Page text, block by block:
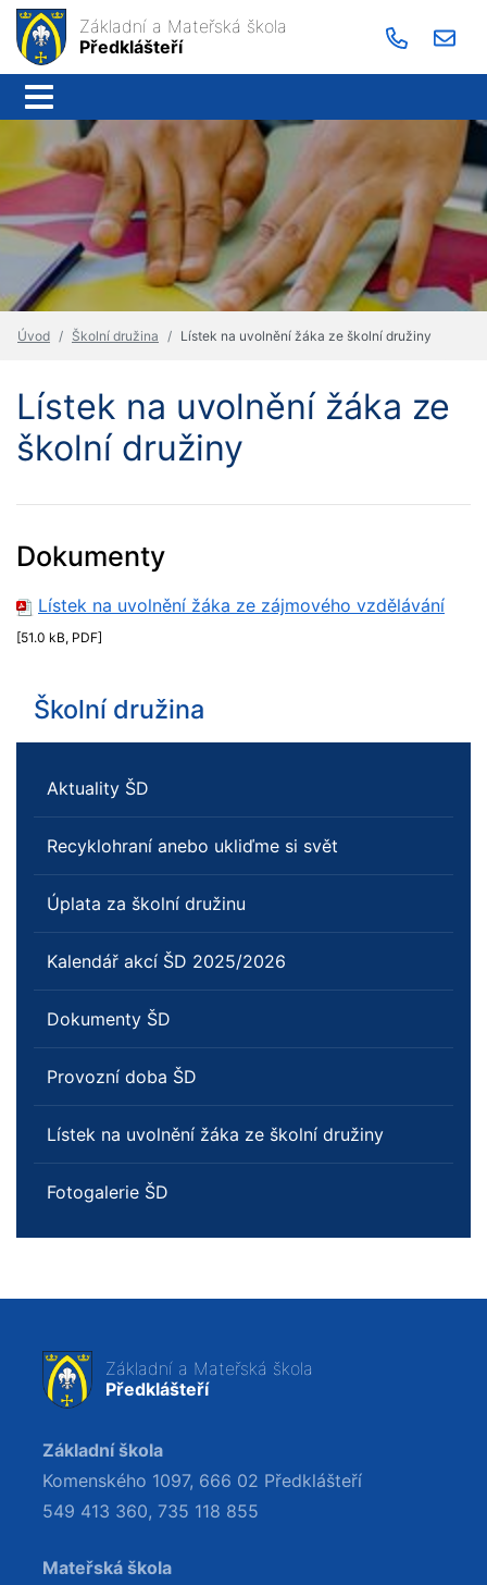
Základní a Mateřská škola
Předklášteří
Úvod Školní družina Lístek na uvolnění žáka ze školní družiny
Lístek na uvolnění žáka ze
školní družiny
Dokumenty
Lístek na uvolnění žáka ze zájmového vzdělávání
[51.0 kB, PDF]
Školní družina
Aktuality ŠD
Recyklohraní anebo ukliďme si svět
Úplata za školní družinu
Kalendář akcí ŠD 2025/2026
Dokumenty ŠD
Provozní doba ŠD
Lístek na uvolnění žáka ze školní družiny
Fotogalerie ŠD
Základní a Mateřská škola
Předklášteří
Základní škola
Komenského 1097, 666 02 Předklášteří
549 413 360, 735 118 855
Mateřská škola